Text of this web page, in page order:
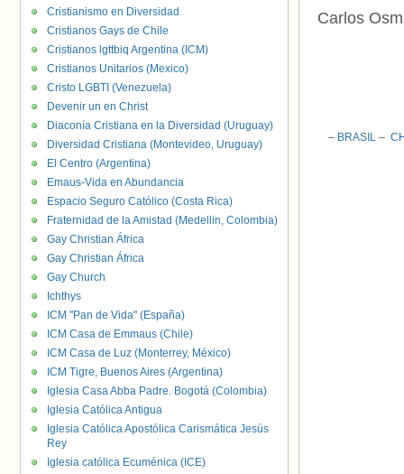
Carlos
– BRASIL –
Cristianismo en Diversidad
Cristianos Gays de Chile
Cristianos lgttbiq Argentina (ICM)
Cristianos Unitarios (Mexico)
Cristo LGBTI (Venezuela)
Devenir un en Christ
Diaconía Cristiana en la Diversidad (Uruguay)
Diversidad Cristiana (Montevideo, Uruguay)
El Centro (Argentina)
Emaus-Vida en Abundancia
Espacio Seguro Católico (Costa Rica)
Fraternidad de la Amistad (Medellin, Colombia)
Gay Christian África
Gay Christian África
Gay Church
Ichthys
ICM "Pan de Vida" (España)
ICM Casa de Emmaus (Chile)
ICM Casa de Luz (Monterrey, México)
ICM Tigre, Buenos Aires (Argentina)
Iglesia Casa Abba Padre. Bogotá (Colombia)
Iglesia Católica Antigua
Iglesia Católica Apostólica Carismática Jesús
Rey
Iglesia católica Ecuménica (ICE)